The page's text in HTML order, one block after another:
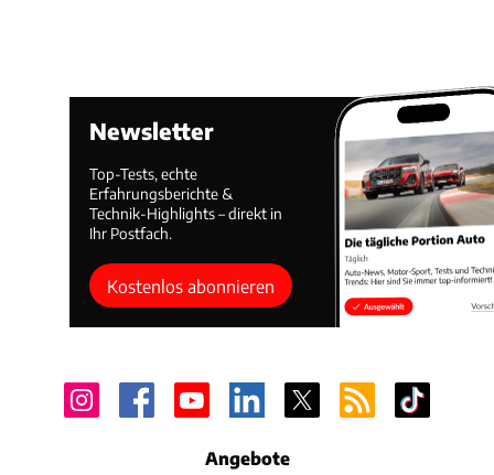
Newsletter
Top-Tests, echte
Erfahrungsberichte &
Technik-Highlights – direkt in
Ihr Postfach.
Kostenlos abonnieren
Angebote